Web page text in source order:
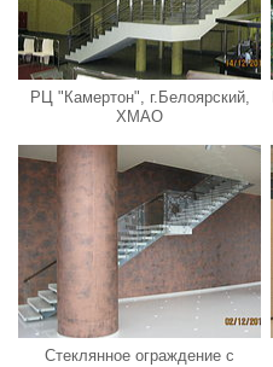
РЦ "Камертон", г.Белоярский,
ХМАО
Стеклянное ограждение с